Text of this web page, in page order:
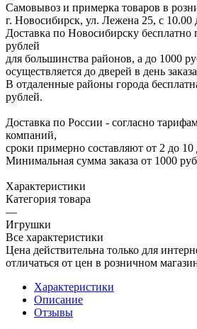
Самовывоз и примерка товаров в
г. Новосибирск, ул. Лежена 25, с 10.00
Доставка по Новосибирску бесплатно
рублей
для большинства районов, а до 1000
осуществляется до дверей в день
В отдаленные районы города
рублей.
Доставка по России - согласно
компаний,
сроки примерно составляют от 2 до 10
Минимальная сумма заказа от 1000
Характеристики
Категория товара
—
Игрушки
Все характеристики
Цена действительна только для
отличаться от цен в розничном
Характеристики
Описание
Отзывы